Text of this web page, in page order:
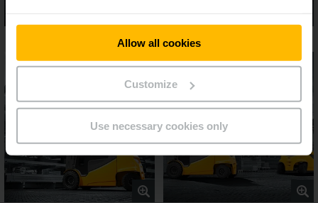
Allow all cookies
Customize
Use necessary cookies only